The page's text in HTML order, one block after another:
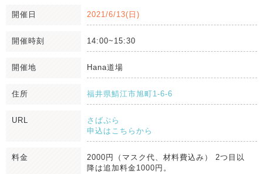
開催日 2021/6/13(日)
開催時刻 14:00~15:30
開催地 Hana道場
住所 福井県鯖江市旭町1-6-6
URL
さばぷら
申込はこちらから
料金
2000円（マスク代、材料費込み） 2つ目以
降は追加料金1000円。